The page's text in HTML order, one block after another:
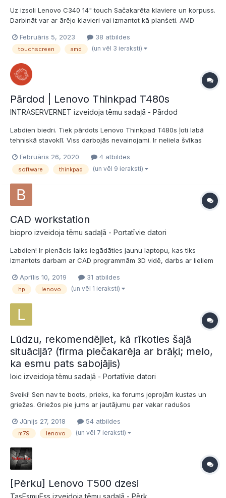
Uz izsoli Lenovo C340 14" touch Sačakarēta klaviere un korpuss.
Darbināt var ar ārējo klavieri vai izmantot kā planšeti. AMD
- €2. Beigu termiņš - 10.02.2023 20:00 (solot pēdējās 5min,
termiņš pagarinās par...
Februāris 5, 2023 38 atbildes
touchscreen amd (un vēl 3 ieraksti)
Pārdod | Lenovo Thinkpad T480s
INTRASERVERNET izveidoja tēmu sadaļā - Pārdod
Labdien biedri. Tiek pārdots Lenovo Thinkpad T480s ļoti labā
tehniskā stavoklī. Viss darbojās nevainojami. Ir neliela švīkas
līdz: 04/09/2021. Līdzi komplektā dodu Adobe Photoshop CS5
Retail, Microsoft Office 2016 Home & Business Retai...
Februāris 26, 2020 4 atbildes
software thinkpad (un vēl 9 ieraksti)
CAD workstation
biopro izveidoja tēmu sadaļā - Portatīvie datori
Labdien! Ir pienācis laiks iegādāties jaunu laptopu, kas tiks
izmantots darbam ar CAD programmām 3D vidē, darbs ar lieliem
2000 euro. Cik esmu skatījies, tad manā budžeta kategorijā ir 3
lielie ražotāji: Lenovo ThinkPad...
Aprīlis 10, 2019 31 atbildes
hp lenovo (un vēl 1 ieraksti)
Lūdzu, rekomendējiet, kā rīkoties šajā
situācijā? (firma piečakarēja ar brāķi; melo,
ka esmu pats sabojājis)
loic izveidoja tēmu sadaļā - Portatīvie datori
Sveiki! Sen nav te boots, prieks, ka forums joprojām kustas un
griežas. Griežos pie jums ar jautājumu par vakar radušos
Draudzene, nepakonsultējusies ar mani, no m79.lv filiāles (ne
online, bet IRLā) nopirka Lenovo IdeaPa...
Jūnijs 27, 2018 54 atbildes
m79 lenovo (un vēl 7 ieraksti)
[Pērku] Lenovo T500 dzesi